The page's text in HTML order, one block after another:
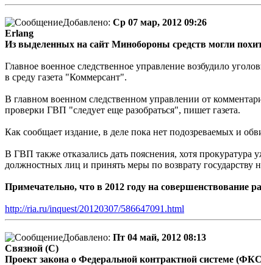
Добавлено: Ср 07 мар, 2012 09:26
Erlang
Из выделенных на сайт Минобороны средств могли
Главное военное следственное управление возбудило
в среду газета "Коммерсант".
В главном военном следственном управлении от
проверки ГВП "следует еще разобраться", пишет газета.
Как сообщает издание, в деле пока нет подозреваемых и
В ГВП также отказались дать пояснения, хотя
должностных лиц и принять меры по возврату
Примечательно, что в 2012 году на
http://ria.ru/inquest/20120307/586647091.html
Добавлено: Пт 04 май, 2012 08:13
Связной (С)
Проект закона о Федеральной контрактной системе